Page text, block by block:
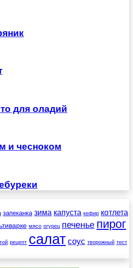
для оладий
и чесноком
запеканка зима капуста кефир котлета
мясо огурец печенье пирог
рецепт салат соус творожный тест